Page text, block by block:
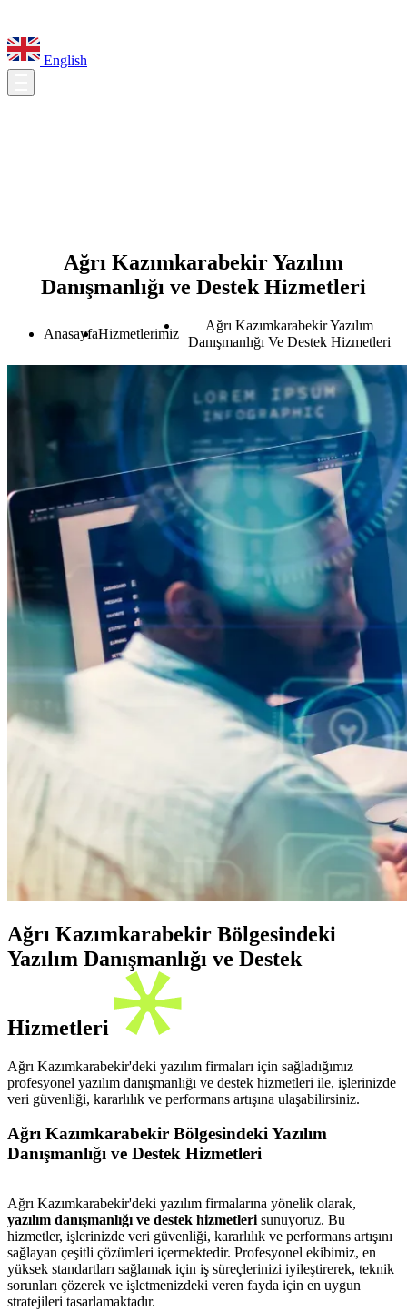
English
Ağrı Kazımkarabekir Yazılım
Danışmanlığı ve Destek Hizmetleri
AnasayfaHizmetlerimiz
Ağrı Kazımkarabekir Yazılım
Danışmanlığı Ve Destek Hizmetleri
Ağrı Kazımkarabekir Bölgesindeki
Yazılım Danışmanlığı ve Destek
Hizmetleri
Ağrı Kazımkarabekir'deki yazılım firmaları için sağladığımız
profesyonel yazılım danışmanlığı ve destek hizmetleri ile, işlerinizde
veri güvenliği, kararlılık ve performans artışına ulaşabilirsiniz.
Ağrı Kazımkarabekir Bölgesindeki Yazılım
Danışmanlığı ve Destek Hizmetleri
Ağrı Kazımkarabekir'deki yazılım firmalarına yönelik olarak,
yazılım danışmanlığı ve destek hizmetleri sunuyoruz. Bu
hizmetler, işlerinizde veri güvenliği, kararlılık ve performans artışını
sağlayan çeşitli çözümleri içermektedir. Profesyonel ekibimiz, en
yüksek standartları sağlamak için iş süreçlerinizi iyileştirerek, teknik
sorunları çözerek ve işletmenizdeki veren fayda için en uygun
stratejileri tasarlamaktadır.